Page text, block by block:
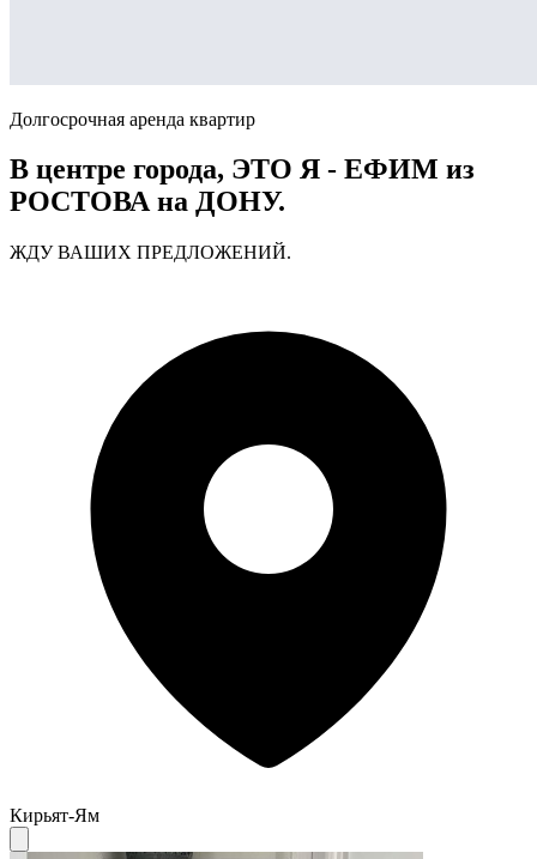
Долгосрочная аренда квартир
В центре города, ЭТО Я - ЕФИМ из
РОСТОВА на ДОНУ.
ЖДУ ВАШИХ ПРЕДЛОЖЕНИЙ.
Кирьят-Ям